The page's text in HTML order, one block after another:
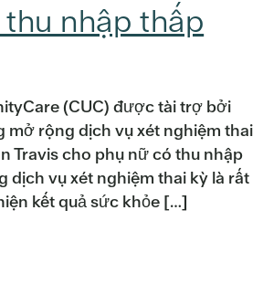
nhập thấp
(CUC) được tài trợ bởi
mở rộng dịch vụ xét nghiệm thai
Travis cho phụ nữ có thu nhập
dịch vụ xét nghiệm thai kỳ là rất
kết quả sức khỏe […]